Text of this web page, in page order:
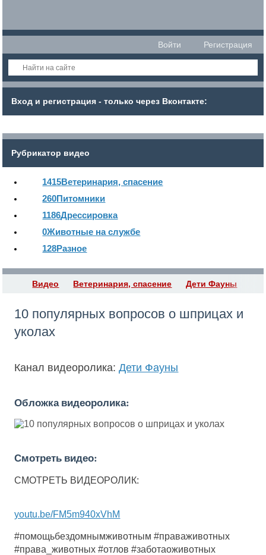
Войти Регистрация
Вход и регистрация - только через Вконтакте:
Рубрикатор видео
1415Ветеринария, спасение
260Питомники
1186Дрессировка
0Животные на службе
128Разное
Видео Ветеринария, спасение Дети Фауны
10 популярных вопросов о шприцах и
уколах
Канал видеоролика:Дети Фауны
Обложка видеоролика:
Смотреть видео:
СМОТРЕТЬ ВИДЕОРОЛИК:
youtu.be/FM5m940xVhM
#помощьбездомнымживотным #праваживотных
#права_животных #отлов #заботаоживотных